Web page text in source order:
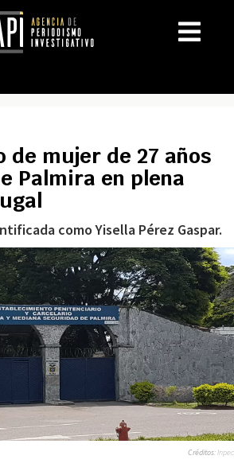
de mujer de 27 años
Palmira en plena
como Yisella Pérez Gaspar.
Créditos:Inpec